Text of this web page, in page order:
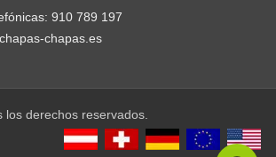
910 789 197
chapas.es
derechos reservados.